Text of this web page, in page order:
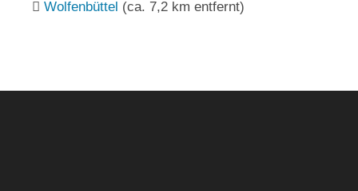
Wolfenbüttel (ca. 7,2 km entfernt)